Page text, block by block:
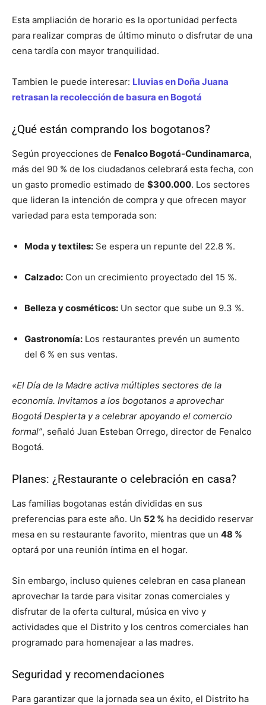
Esta ampliación de horario es la oportunidad perfecta
para realizar compras de último minuto o disfrutar de una
cena tardía con mayor tranquilidad.
Tambien le puede interesar: Lluvias en Doña Juana
retrasan la recolección de basura en Bogotá
¿Qué están comprando los bogotanos?
Según proyecciones de Fenalco Bogotá-Cundinamarca,
más del 90 % de los ciudadanos celebrará esta fecha, con
un gasto promedio estimado de $300.000. Los sectores
que lideran la intención de compra y que ofrecen mayor
variedad para esta temporada son:
Moda y textiles: Se espera un repunte del 22.8 %.
Calzado: Con un crecimiento proyectado del 15 %.
Belleza y cosméticos: Un sector que sube un 9.3 %.
Gastronomía: Los restaurantes prevén un aumento
del 6 % en sus ventas.
«El Día de la Madre activa múltiples sectores de la
economía. Invitamos a los bogotanos a aprovechar
Bogotá Despierta y a celebrar apoyando el comercio
formal”, señaló Juan Esteban Orrego, director de Fenalco
Bogotá.
Planes: ¿Restaurante o celebración en casa?
Las familias bogotanas están divididas en sus
preferencias para este año. Un 52 % ha decidido reservar
mesa en su restaurante favorito, mientras que un 48 %
optará por una reunión íntima en el hogar.
Sin embargo, incluso quienes celebran en casa planean
aprovechar la tarde para visitar zonas comerciales y
disfrutar de la oferta cultural, música en vivo y
actividades que el Distrito y los centros comerciales han
programado para homenajear a las madres.
Seguridad y recomendaciones
Para garantizar que la jornada sea un éxito, el Distrito ha